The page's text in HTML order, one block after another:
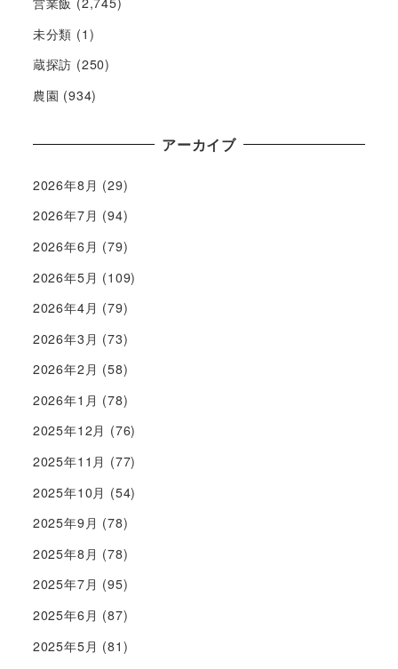
未分類 (1)
蔵探訪 (250)
農園 (934)
アーカイブ
2026年8月 (29)
2026年7月 (94)
2026年6月 (79)
2026年5月 (109)
2026年4月 (79)
2026年3月 (73)
2026年2月 (58)
2026年1月 (78)
2025年12月 (76)
2025年11月 (77)
2025年10月 (54)
2025年9月 (78)
2025年8月 (78)
2025年7月 (95)
2025年6月 (87)
2025年5月 (81)